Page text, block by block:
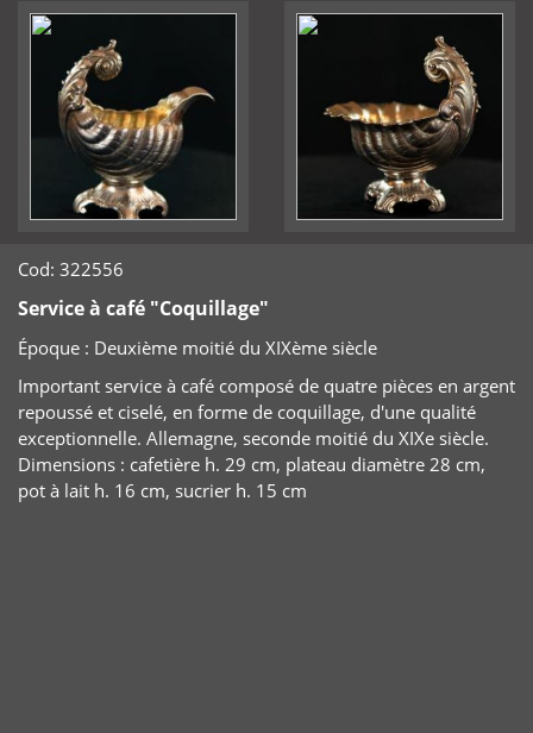
Cod: 322556
Service à café "Coquillage"
Époque : Deuxième moitié du XIXème siècle
Important service à café composé de quatre pièces en argent
repoussé et ciselé, en forme de coquillage, d'une qualité
exceptionnelle. Allemagne, seconde moitié du XIXe siècle.
Dimensions : cafetière h. 29 cm, plateau diamètre 28 cm,
pot à lait h. 16 cm, sucrier h. 15 cm